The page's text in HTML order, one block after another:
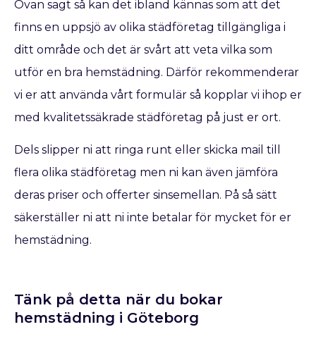
Ovan sagt så kan det ibland kännas som att det
finns en uppsjö av olika städföretag tillgängliga i
ditt område och det är svårt att veta vilka som
utför en bra hemstädning. Därför rekommenderar
vi er att använda vårt formulär så kopplar vi ihop er
med kvalitetssäkrade städföretag på just er ort.
Dels slipper ni att ringa runt eller skicka mail till
flera olika städföretag men ni kan även jämföra
deras priser och offerter sinsemellan. På så sätt
säkerställer ni att ni inte betalar för mycket för er
hemstädning.
Tänk på detta när du bokar
hemstädning i Göteborg